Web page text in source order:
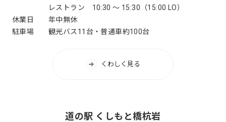
レストラン 10:30 ～ 15:30（15:00 LO）
休業日
年中無休
駐車場
観光バス11台・普通車約100台
くわしく見る
道の駅 くしもと橋杭岩